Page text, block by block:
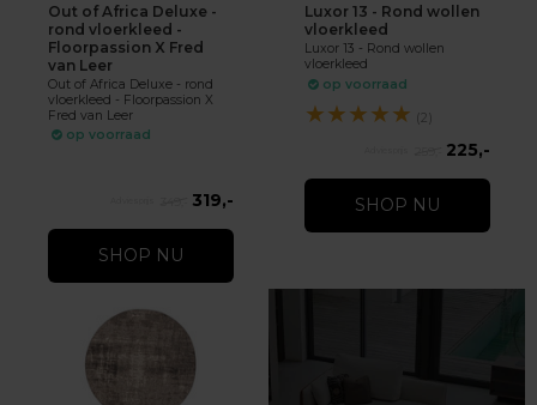
Out of Africa Deluxe -
rond vloerkleed -
Floorpassion X Fred
van Leer
Out of Africa Deluxe - rond
vloerkleed - Floorpassion X
Fred van Leer
op voorraad
319,-
SHOP NU
Luxor 13 - Rond wollen
vloerkleed
Luxor 13 - Rond wollen
vloerkleed
op voorraad
★★★★★ (2)
225,-
SHOP NU